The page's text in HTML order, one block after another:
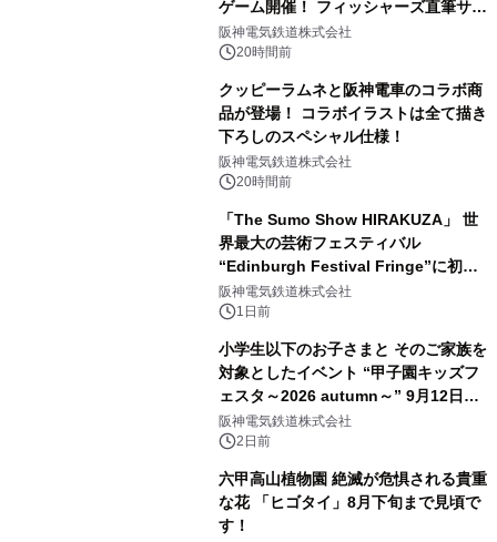
ゲーム開催！ フィッシャーズ直筆サイ
ン色紙など豪華景品が登場！
阪神電気鉄道株式会社
20時間前
クッピーラムネと阪神電車のコラボ商
品が登場！ コラボイラストは全て描き
下ろしのスペシャル仕様！
阪神電気鉄道株式会社
20時間前
「The Sumo Show HIRAKUZA」 世
界最大の芸術フェスティバル
“Edinburgh Festival Fringe”に初出
演！ ～豪州公演で“Pick of the
Week”を受賞した 相撲エンタテイン
阪神電気鉄道株式会社
1日前
小学生以下のお子さまと そのご家族を
対象としたイベント “甲子園キッズフ
ェスタ～2026 autumn～” 9月12日
（土）開催決定！ ～はたらくくるまが
阪神甲子園球場に大集合！～
阪神電気鉄道株式会社
2日前
六甲高山植物園 絶滅が危惧される貴重
な花 「ヒゴタイ」8月下旬まで見頃で
す！